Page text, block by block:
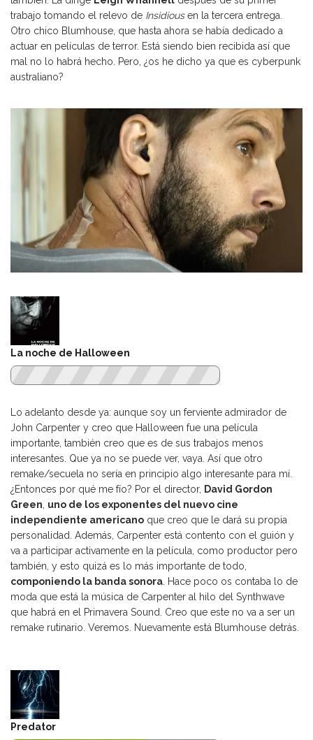
trabajo tomando el relevo de Insidiousen la tercera entrega.
Otro chico Blumhouse, que hasta ahora se había dedicado a
actuar en películas de terror. Está siendo bien recibida así que
mal no lo habrá hecho. Pero, ¿os he dicho ya que es cyberpunk
australiano?
La noche de Halloween
Lo adelanto desde ya: aunque soy un ferviente admirador de
John Carpenter y creo que Halloween fue una película
importante, también creo que es de sus trabajos menos
interesantes. Que ya no se puede ver, vaya. Así que otro
remake/secuela no sería en principio algo interesante para mí.
¿Entonces por qué me fío? Por el director, David Gordon
Green uno de los exponentes del nuevo cine
independiente americano que creo que le dará su propia
personalidad. Además, Carpenter está contento con el guión y
va a participar activamente en la película, como productor pero
también, y esto quizá es lo más importante de todo,
componiendo la banda sonora . Hace poco os contaba lo de
moda que está la música de Carpenter al hilo del Synthwave
que habrá en el Primavera Sound
. Creo que este no va a ser un
remake rutinario. Veremos. Nuevamente está Blumhouse detrás.
Predator